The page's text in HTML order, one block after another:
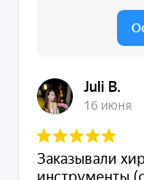
инструменты
инструменты